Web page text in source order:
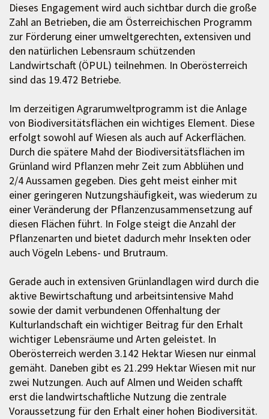
Dieses Engagement wird auch sichtbar durch die große
Zahl an Betrieben, die am Österreichischen Programm
zur Förderung einer umweltgerechten, extensiven und
den natürlichen Lebensraum schützenden
Landwirtschaft (ÖPUL) teilnehmen. In Oberösterreich
sind das 19.472 Betriebe.
Im derzeitigen Agrarumweltprogramm ist die Anlage
von Biodiversitätsflächen ein wichtiges Element. Diese
erfolgt sowohl auf Wiesen als auch auf Ackerflächen.
Durch die spätere Mahd der Biodiversitätsflächen im
Grünland wird Pflanzen mehr Zeit zum Abblühen und
2/4 Aussamen gegeben. Dies geht meist einher mit
einer geringeren Nutzungshäufigkeit, was wiederum zu
einer Veränderung der Pflanzenzusammensetzung auf
diesen Flächen führt. In Folge steigt die Anzahl der
Pflanzenarten und bietet dadurch mehr Insekten oder
auch Vögeln Lebens- und Brutraum.
Gerade auch in extensiven Grünlandlagen wird durch die
aktive Bewirtschaftung und arbeitsintensive Mahd
sowie der damit verbundenen Offenhaltung der
Kulturlandschaft ein wichtiger Beitrag für den Erhalt
wichtiger Lebensräume und Arten geleistet. In
Oberösterreich werden 3.142 Hektar Wiesen nur einmal
gemäht. Daneben gibt es 21.299 Hektar Wiesen mit nur
zwei Nutzungen. Auch auf Almen und Weiden schafft
erst die landwirtschaftliche Nutzung die zentrale
Voraussetzung für den Erhalt einer hohen Biodiversität.